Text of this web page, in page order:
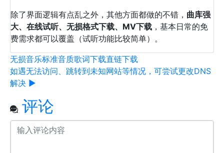
除了界面逻辑有点乱之外，其他方面都做的不错， 曲库强
大、在线试听、无损格式下载、MV下载 ，基本日常的免
费需求都可以覆盖（试听功能比较简单）。
无损音乐标准音质歌词下载直链下载
如遇无法访问、跳转到未知网站等情况，可尝试更改DNS
解决 ▶
评论